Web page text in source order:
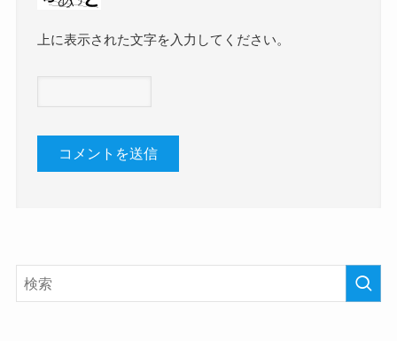
上に表示された文字を入力してください。